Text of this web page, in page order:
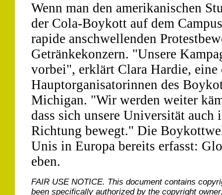
Wenn man den amerikanischen
der Cola-Boykott auf dem
rapide anschwellenden
Getränkekonzern. "Unsere
vorbei", erklärt Clara Hardie, eine
Hauptorganisatorinnen des
Michigan. "Wir werden weiter
dass sich unsere Universität
Richtung bewegt." Die
Unis in Europa bereits erfasst:
eben.
FAIR USE NOTICE. This document contains
been specifically authorized by the copyright